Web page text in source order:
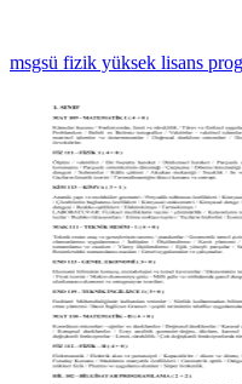
msgsü fizik yüksek lisans